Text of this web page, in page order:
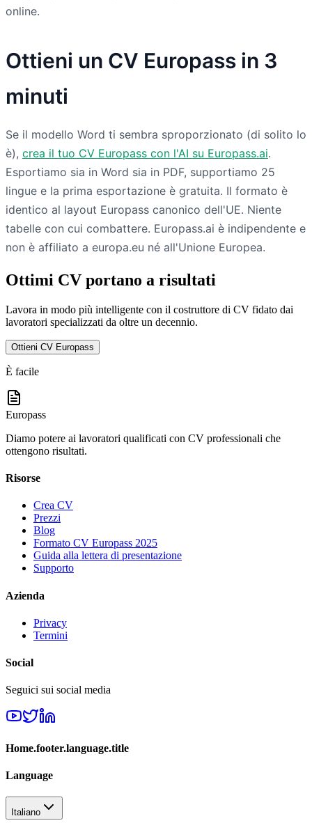
online.
Ottieni un CV Europass in 3
minuti
Se il modello Word ti sembra sproporzionato (di solito lo
è), crea il tuo CV Europass con l'AI su Europass.ai.
Esportiamo sia in Word sia in PDF, supportiamo 25
lingue e la prima esportazione è gratuita. Il formato è
identico al layout Europass canonico dell'UE. Niente
tabelle con cui combattere. Europass.ai è indipendente e
non è affiliato a europa.eu né all'Unione Europea.
Ottimi CV portano a risultati
Lavora in modo più intelligente con il costruttore di CV fidato dai
lavoratori specializzati da oltre un decennio.
Ottieni CV Europass
È facile
Europass
Diamo potere ai lavoratori qualificati con CV professionali che
ottengono risultati.
Risorse
Crea CV
Prezzi
Blog
Formato CV Europass 2025
Guida alla lettera di presentazione
Supporto
Azienda
Privacy
Termini
Social
Seguici sui social media
Home.footer.language.title
Language
Italiano